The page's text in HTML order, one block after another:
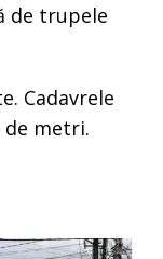
de trupele
Cadavrele
metri.